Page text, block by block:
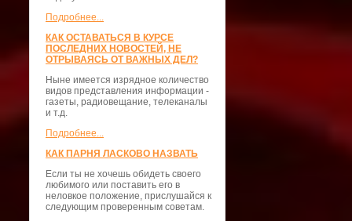
Подробнее...
КАК ОСТАВАТЬСЯ В КУРСЕ
ПОСЛЕДНИХ НОВОСТЕЙ, НЕ
ОТРЫВАЯСЬ ОТ ВАЖНЫХ ДЕЛ?
Ныне имеется изрядное количество
видов представления информации -
газеты, радиовещание, телеканалы
и т.д.
Подробнее...
КАК ПАРНЯ ЛАСКОВО НАЗВАТЬ
Если ты не хочешь обидеть своего
любимого или поставить его в
неловкое положение, прислушайся к
следующим проверенным советам.